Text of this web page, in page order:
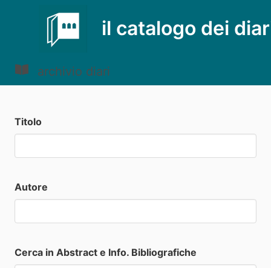
il catalogo dei
archivio diari
Titolo
Autore
Cerca in Abstract e Info. Bibliografiche